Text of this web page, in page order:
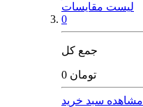
لیست مقایسات
0
جمع کل
0 تومان
مشاهده سبد خرید